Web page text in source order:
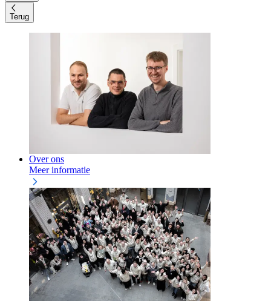
Terug
Over ons
Meer informatie